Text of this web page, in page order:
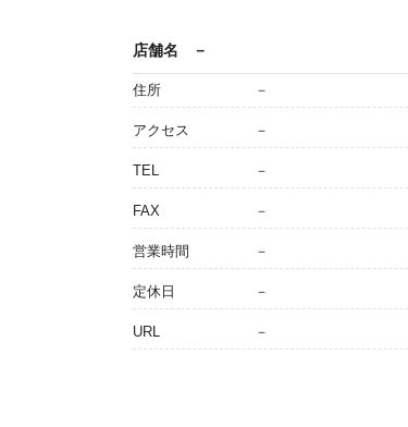
店舗名 －
住所 －
アクセス －
TEL －
FAX －
営業時間 －
定休日 －
URL －